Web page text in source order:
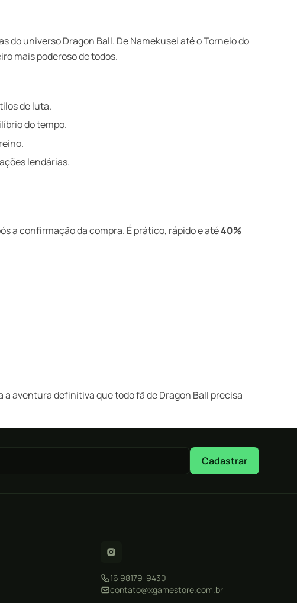
do universo Dragon Ball. De Namekusei até o Torneio do
mais poderoso de todos.
de luta.
do tempo.
lendárias.
a confirmação da compra. É prático, rápido e até40%
a aventura definitiva que todo fã de Dragon Ball precisa
Cadastrar
16 98179-9430
contato@xgamestore.com.br